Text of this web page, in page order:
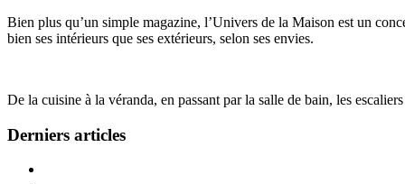
Bien plus qu’un simple magazine, l’Univers de la Maison est un
bien ses intérieurs que ses extérieurs, selon ses envies.
De la cuisine à la véranda, en passant par la salle de bain, les
Derniers articles